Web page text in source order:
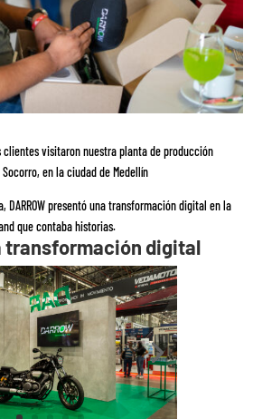
clientes visitaron nuestra planta de producción
en la ciudad de Medellín
DARROW presentó una transformación digital en la
que contaba historias.
transformación digital